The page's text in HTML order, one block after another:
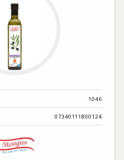
1046
07340111800124